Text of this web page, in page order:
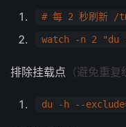
# 每 2 秒刷新 /
watch -n 2 "du
排除挂载点 （避免重复
du -h --